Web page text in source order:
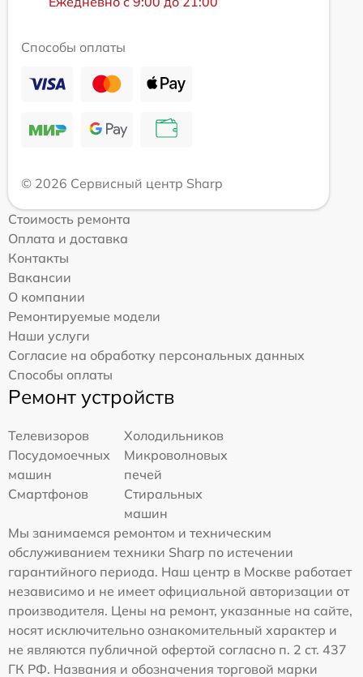
Способы оплаты
© 2026 Сервисный центр Sharp
Стоимость ремонта
Оплата и доставка
Контакты
Вакансии
О компании
Ремонтируемые модели
Наши услуги
Согласие на обработку персональных данных
Способы оплаты
Ремонт устройств
Телевизоров
Холодильников
Посудомоечных
машин
Микроволновых
печей
Смартфонов
Стиральных
машин
Мы занимаемся ремонтом и техническим
обслуживанием техники Sharp по истечении
гарантийного периода. Наш центр в Москве работает
независимо и не имеет официальной авторизации от
производителя. Цены на ремонт, указанные на сайте,
носят исключительно ознакомительный характер и
не являются публичной офертой согласно п. 2 ст. 437
ГК РФ. Названия и обозначения торговой марки